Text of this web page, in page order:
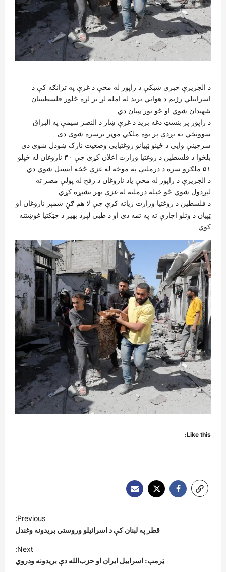
د الجزیرې خبري شبکې د راپور له مخې د غزې په تړانګه کې د
اسراییلي رژیم د هوايي برید له امله لږ تر لږه څلور فلسطینیان
شهیدان شوي او څو نور ټپیان دي
د راپور پر بنسټ دغه برید د غزې ښار د النصر سیمې په البراق
ښوونځي ته نږدې پر یوه ملکي موټر ترسره شوی دی
سرچینې وایي د ځینو ټپیانو روغتیايي وضعیت نازک ښودل شوی دی
بلخوا د فلسطین د روغتیا وزارت اعلان کړی چې ۳۰ ناروغان له خپلو
۵۱ ملګرو سره د درملنې په موخه له غزې څخه ایستل شوي دي
د الجزیرې د راپور له مخې یاد ناروغان د رفح له پولې مصر ته
لېږدول شوي څو خپله درملنه له غزې بهر بشپړه کړي
د فلسطین د روغتیا وزارت زیاته کړې چې لا هم ګڼ شمېر ناروغان او
ټپیان د وتلو اجازې ته په تمه دي او د طبي لېږد بهیر د چټکتیا غوښتنه
کوي
Like this:
Previous:
قطر په لبنان کې د اسرائیلو وروستي بریدونه وغندل
Next:
ټرمپ: اسراییل ایران او حزب‌الله دې بریدونه ودروي